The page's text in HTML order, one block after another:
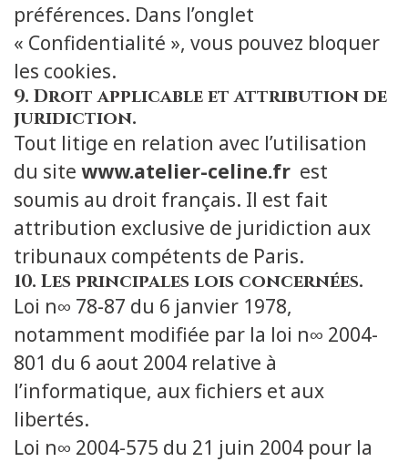
préférences. Dans l’onglet
« Confidentialité », vous pouvez bloquer
les cookies.
9. Droit applicable et attribution de
juridiction.
Tout litige en relation avec l’utilisation
du site www.atelier-celine.fr est
soumis au droit français. Il est fait
attribution exclusive de juridiction aux
tribunaux compétents de Paris.
10. Les principales lois concernées.
Loi n∞ 78-87 du 6 janvier 1978,
notamment modifiée par la loi n∞ 2004-
801 du 6 aout 2004 relative à
l’informatique, aux fichiers et aux
libertés.
Loi n∞ 2004-575 du 21 juin 2004 pour la